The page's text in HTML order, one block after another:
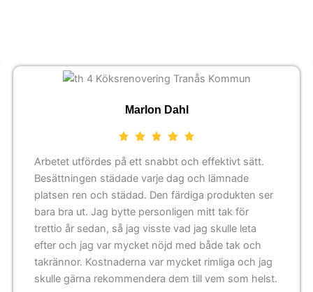
Marlon Dahl
Arbetet utfördes på ett snabbt och effektivt sätt.
Besättningen städade varje dag och lämnade
platsen ren och städad. Den färdiga produkten ser
bara bra ut. Jag bytte personligen mitt tak för
trettio år sedan, så jag visste vad jag skulle leta
efter och jag var mycket nöjd med både tak och
takrännor. Kostnaderna var mycket rimliga och jag
skulle gärna rekommendera dem till vem som helst.